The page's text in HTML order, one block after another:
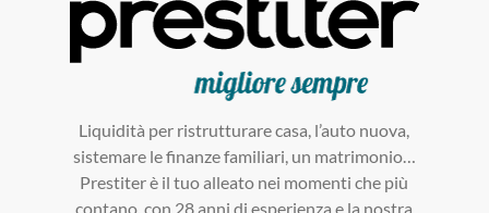
Liquidità per ristrutturare casa, l’auto nuova,
sistemare le finanze familiari, un matrimonio…
Prestiter è il tuo alleato nei momenti che più
contano, con 28 anni di esperienza e la nostra